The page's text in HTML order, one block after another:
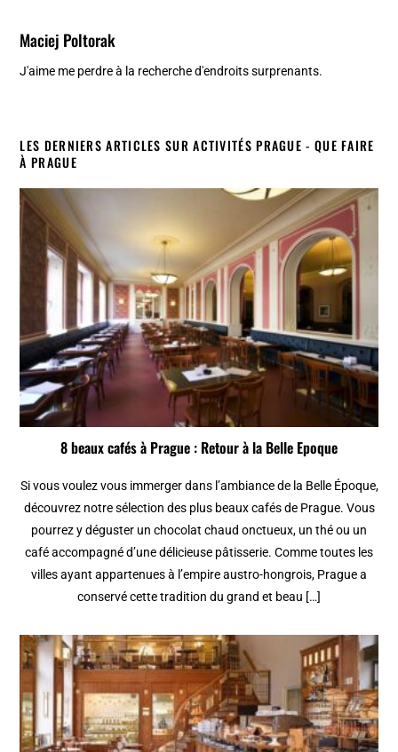
Maciej Poltorak
J'aime me perdre à la recherche d'endroits surprenants.
LES DERNIERS ARTICLES SUR ACTIVITÉS PRAGUE - QUE FAIRE
À PRAGUE
8 beaux cafés à Prague : Retour à la Belle Epoque
Si vous voulez vous immerger dans l’ambiance de la Belle Époque,
découvrez notre sélection des plus beaux cafés de Prague. Vous
pourrez y déguster un chocolat chaud onctueux, un thé ou un
café accompagné d’une délicieuse pâtisserie. Comme toutes les
villes ayant appartenues à l’empire austro-hongrois, Prague a
conservé cette tradition du grand et beau […]